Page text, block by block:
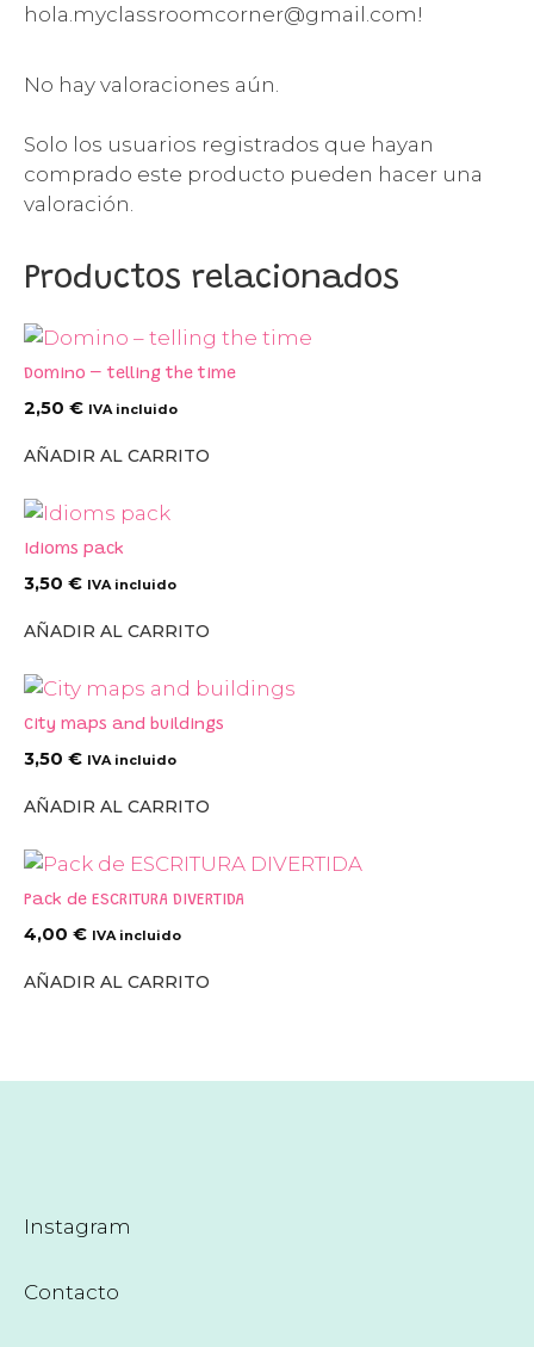
hola.myclassroomcorner@gmail.com!
No hay valoraciones aún.
Solo los usuarios registrados que hayan
comprado este producto pueden hacer una
valoración.
Productos relacionados
Domino – telling the time
2,50 € IVA incluido
AÑADIR AL CARRITO
Idioms pack
3,50 € IVA incluido
AÑADIR AL CARRITO
City maps and buildings
3,50 € IVA incluido
AÑADIR AL CARRITO
Pack de ESCRITURA DIVERTIDA
4,00 € IVA incluido
AÑADIR AL CARRITO
Instagram
Contacto